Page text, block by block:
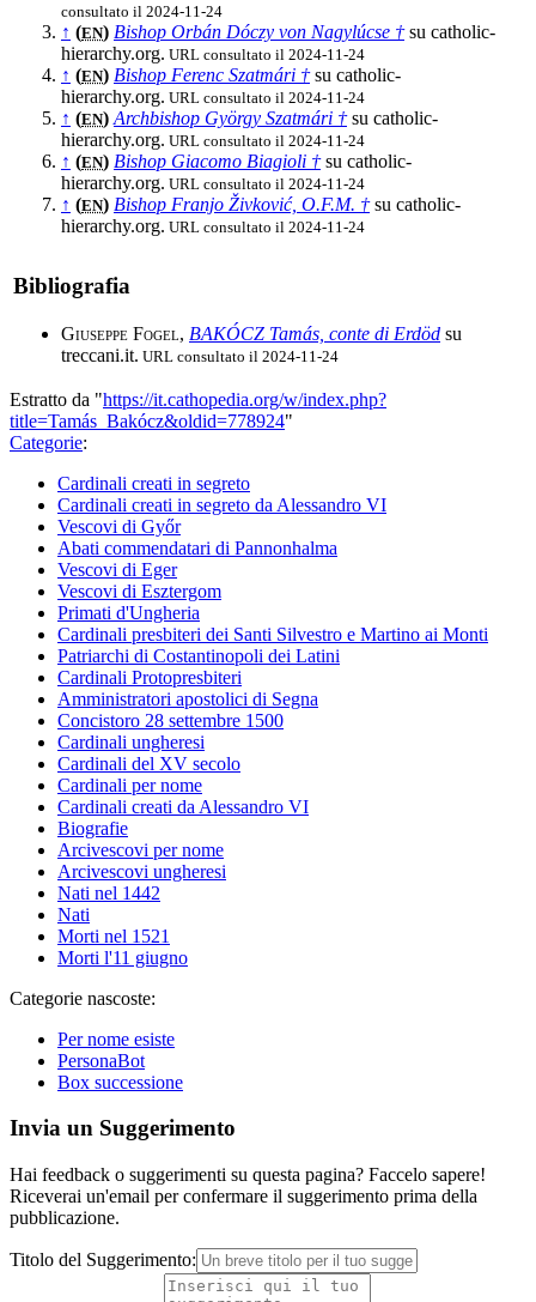
consultato il 2024-11-24
↑ (EN) Bishop Orbán Dóczy von Nagylúcse † su catholic-
hierarchy.org. URL consultato il 2024-11-24
↑ (EN) Bishop Ferenc Szatmári † su catholic-
hierarchy.org. URL consultato il 2024-11-24
↑ (EN) Archbishop György Szatmári † su catholic-
hierarchy.org. URL consultato il 2024-11-24
↑ (EN) Bishop Giacomo Biagioli † su catholic-
hierarchy.org. URL consultato il 2024-11-24
↑ (EN) Bishop Franjo Živković, O.F.M. † su catholic-
hierarchy.org. URL consultato il 2024-11-24
Bibliografia
Giuseppe Fogel, BAKÓCZ Tamás, conte di Erdöd su
treccani.it. URL consultato il 2024-11-24
Estratto da "https://it.cathopedia.org/w/index.php?
title=Tamás_Bakócz&oldid=778924"
Categorie:
Cardinali creati in segreto
Cardinali creati in segreto da Alessandro VI
Vescovi di Győr
Abati commendatari di Pannonhalma
Vescovi di Eger
Vescovi di Esztergom
Primati d'Ungheria
Cardinali presbiteri dei Santi Silvestro e Martino ai Monti
Patriarchi di Costantinopoli dei Latini
Cardinali Protopresbiteri
Amministratori apostolici di Segna
Concistoro 28 settembre 1500
Cardinali ungheresi
Cardinali del XV secolo
Cardinali per nome
Cardinali creati da Alessandro VI
Biografie
Arcivescovi per nome
Arcivescovi ungheresi
Nati nel 1442
Nati
Morti nel 1521
Morti l'11 giugno
Categorie nascoste:
Per nome esiste
PersonaBot
Box successione
Invia un Suggerimento
Hai feedback o suggerimenti su questa pagina? Faccelo sapere!
Riceverai un'email per confermare il suggerimento prima della
pubblicazione.
Titolo del Suggerimento: